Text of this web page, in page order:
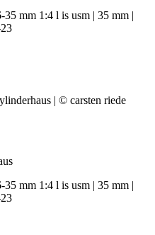
mm 1:4 l is usm | 35 mm |
mm 1:4 l is usm | 35 mm |